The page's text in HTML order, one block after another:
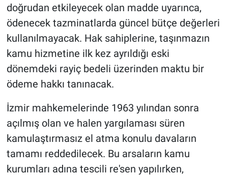
doğrudan etkileyecek olan madde uyarınca,
ödenecek tazminatlarda güncel bütçe değerleri
kullanılmayacak. Hak sahiplerine, taşınmazın
kamu hizmetine ilk kez ayrıldığı eski
dönemdeki rayiç bedeli üzerinden maktu bir
ödeme hakkı tanınacak.
İzmir mahkemelerinde 1963 yılından sonra
açılmış olan ve halen yargılaması süren
kamulaştırmasız el atma konulu davaların
tamamı reddedilecek. Bu arsaların kamu
kurumları adına tescili re'sen yapılırken,